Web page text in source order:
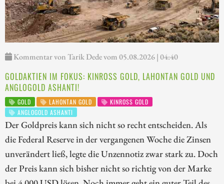
Kommentar von Tarik Dede vom 05.08.2026 | 04:40
GOLDAKTIEN IM FOKUS: KINROSS GOLD, LAHONTAN GOLD UND
ANGLOGOLD ASHANTI!
GOLD LAHONTAN GOLD
KINROSS GOLD
ANGLOGOLD ASHANTI
Der Goldpreis kann sich nicht so recht entscheiden. Als
die Federal Reserve in der vergangenen Woche die Zinsen
unverändert ließ, legte die Unzennotiz zwar stark zu. Doch
der Preis kann sich bisher nicht so richtig von der Marke